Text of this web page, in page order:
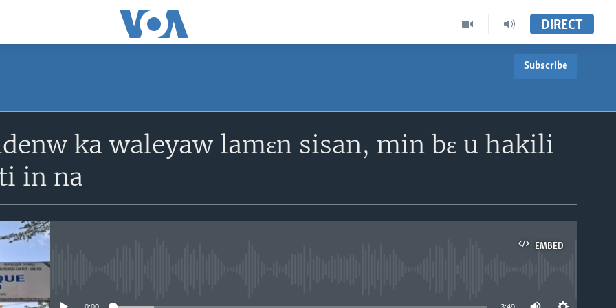
DIRECT
Subscribe
ka waleyaw lamɛn sisan, min bɛ u hakili
in na
EMBED